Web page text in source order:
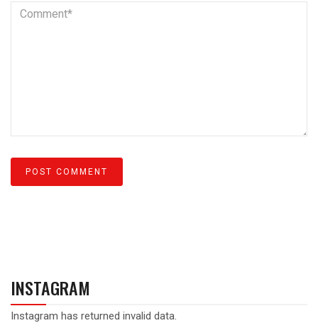
INSTAGRAM
Instagram has returned invalid data.